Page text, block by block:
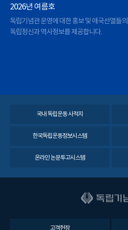
2026년 여름호
독립기념관 운영에 대한 홍보 및 애국선열들의
독립정신과 역사정보를 제공합니다.
국내 독립운동 사적지
한국독립운동정보시스템
온라인 논문투고시스템
고객헌장